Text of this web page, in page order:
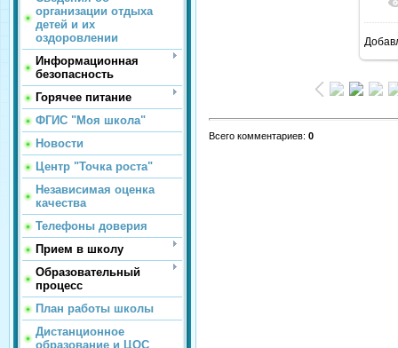
организации отдыха
детей и их
оздоровлении
Информационная
безопасность
Горячее питание
ФГИС "Моя школа"
Новости
Центр "Точка роста"
Независимая оценка
качества
Телефоны доверия
Прием в школу
Образовательный
процесс
План работы школы
Дистанционное
образование и ЦОС
Всего комментариев: 0